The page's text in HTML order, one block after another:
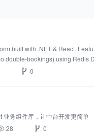
built with .NET & React.
double-bookings) using Redis
0
业务组件库，让中台开发更简单
28 0